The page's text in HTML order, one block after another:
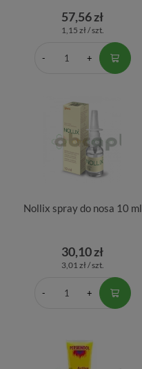
57,56 zł
1,15 zł / szt.
Nollix spray do nosa 10 ml
30,10 zł
3,01 zł / szt.